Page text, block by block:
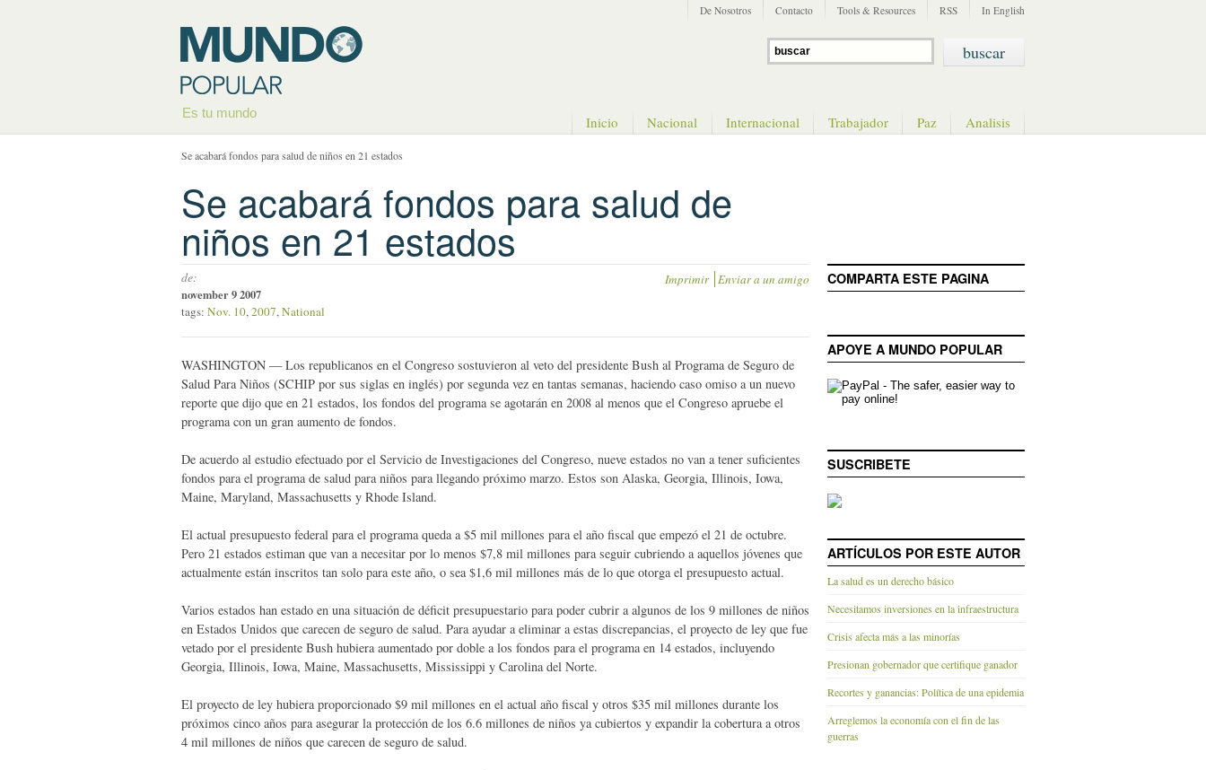
Es tu mundo
De Nosotros Contacto Tools & Resources RSS In English
Inicio Nacional Internacional Trabajador Paz Analisis
Se acabará fondos para salud de niños en 21 estados
Se acabará fondos para salud de
niños en 21 estados
Imprimir Enviar a un amigo
de:
november 9 2007
tags: Nov. 10,2007,National
WASHINGTON — Los republicanos en el Congreso sostuvieron al veto del presidente Bush al Programa de Seguro de
Salud Para Niños (SCHIP por sus siglas en inglés) por segunda vez en tantas semanas, haciendo caso omiso a un nuevo
reporte que dijo que en 21 estados, los fondos del programa se agotarán en 2008 al menos que el Congreso apruebe el
programa con un gran aumento de fondos.
De acuerdo al estudio efectuado por el Servicio de Investigaciones del Congreso, nueve estados no van a tener suficientes
fondos para el programa de salud para niños para llegando próximo marzo. Estos son Alaska, Georgia, Illinois, Iowa,
Maine, Maryland, Massachusetts y Rhode Island.
El actual presupuesto federal para el programa queda a $5 mil millones para el año fiscal que empezó el 21 de octubre.
Pero 21 estados estiman que van a necesitar por lo menos $7,8 mil millones para seguir cubriendo a aquellos jóvenes que
actualmente están inscritos tan solo para este año, o sea $1,6 mil millones más de lo que otorga el presupuesto actual.
Varios estados han estado en una situación de déficit presupuestario para poder cubrir a algunos de los 9 millones de niños
en Estados Unidos que carecen de seguro de salud. Para ayudar a eliminar a estas discrepancias, el proyecto de ley que fue
vetado por el presidente Bush hubiera aumentado por doble a los fondos para el programa en 14 estados, incluyendo
Georgia, Illinois, Iowa, Maine, Massachusetts, Mississippi y Carolina del Norte.
El proyecto de ley hubiera proporcionado $9 mil millones en el actual año fiscal y otros $35 mil millones durante los
próximos cinco años para asegurar la protección de los 6.6 millones de niños ya cubiertos y expandir la cobertura a otros
4 mil millones de niños que carecen de seguro de salud.
COMPARTA ESTE PAGINA
APOYE A MUNDO POPULAR
SUSCRIBETE
ARTÍCULOS POR ESTE AUTOR
La salud es un derecho básico
Necesitamos inversiones en la infraestructura
Crisis afecta más a las minorías
Presionan gobernador que certifique ganador
Recortes y ganancias: Política de una epidemia
Arreglemos la economía con el fin de las
guerras